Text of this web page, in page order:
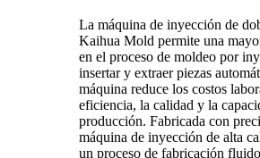
La máquina de inyección de
Kaihua Mold permite una
en el proceso de moldeo por
insertar y extraer piezas
máquina reduce los costos
eficiencia, la calidad y la
producción. Fabricada con
máquina de inyección de alta
un proceso de fabricación